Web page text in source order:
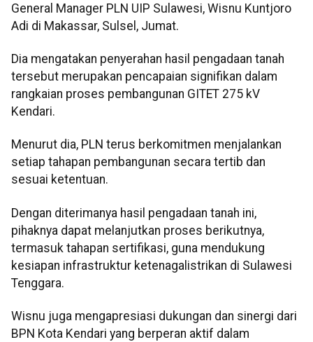
General Manager PLN UIP Sulawesi, Wisnu Kuntjoro
Adi di Makassar, Sulsel, Jumat.
Dia mengatakan penyerahan hasil pengadaan tanah
tersebut merupakan pencapaian signifikan dalam
rangkaian proses pembangunan GITET 275 kV
Kendari.
Menurut dia, PLN terus berkomitmen menjalankan
setiap tahapan pembangunan secara tertib dan
sesuai ketentuan.
Dengan diterimanya hasil pengadaan tanah ini,
pihaknya dapat melanjutkan proses berikutnya,
termasuk tahapan sertifikasi, guna mendukung
kesiapan infrastruktur ketenagalistrikan di Sulawesi
Tenggara.
Wisnu juga mengapresiasi dukungan dan sinergi dari
BPN Kota Kendari yang berperan aktif dalam